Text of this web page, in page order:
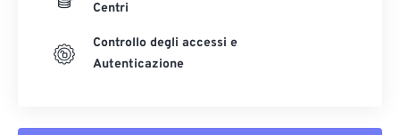
Centri
Controllo degli accessi e
Autenticazione